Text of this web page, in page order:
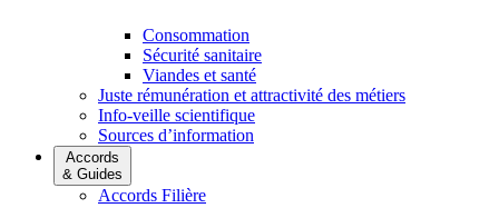
Consommation
Sécurité sanitaire
Viandes et santé
Juste rémunération et attractivité des métiers
Info-veille scientifique
Sources d’information
Accords
& Guides
Accords Filière